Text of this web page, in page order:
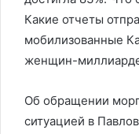
Какие отчеты
мобилизованные
женщин-
Об обращении
ситуацией в